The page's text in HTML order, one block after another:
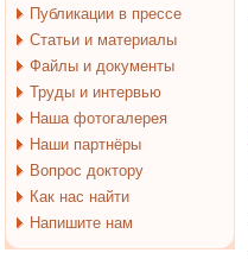
Публикации в прессе
Статьи и материалы
Файлы и документы
Труды и интервью
Наша фотогалерея
Наши партнёры
Вопрос доктору
Как нас найти
Напишите нам